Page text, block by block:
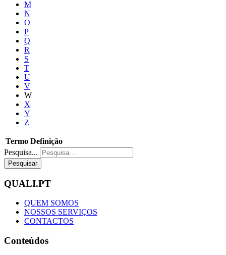
M
N
O
P
Q
R
S
T
U
V
W
X
Y
Z
Termo Definição
Pesquisa...
Pesquisar
QUALI.PT
QUEM SOMOS
NOSSOS SERVIÇOS
CONTACTOS
Conteúdos